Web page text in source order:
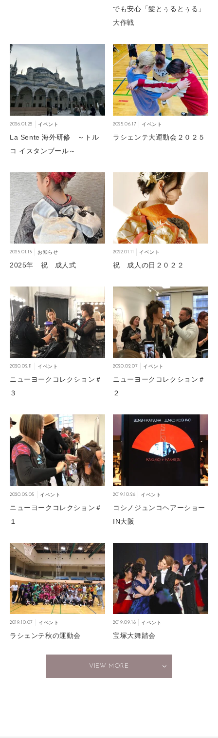
でも安心「髪とぅるとぅる」
大作戦
2026.01.28 イベント
La Sente 海外研修 ～トル
コ イスタンブール～
2025.06.17 イベント
ラシェンテ大運動会２０２５
2025.01.13 お知らせ
2025年 祝 成人式
2022.01.11 イベント
祝 成人の日２０２２
2020.02.11 イベント
ニューヨークコレクション＃
３
2020.02.07 イベント
ニューヨークコレクション＃
２
2020.02.05 イベント
ニューヨークコレクション＃
１
2019.10.26 イベント
コシノジュンコヘアーショー
IN大阪
2019.10.07 イベント
ラシェンテ秋の運動会
2019.09.18 イベント
宝塚大舞踏会
VIEW MORE